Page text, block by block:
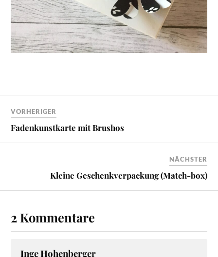
VORHERIGER
Fadenkunstkarte mit Brushos
NÄCHSTER
Kleine Geschenkverpackung (Match-box)
2 Kommentare
Inge Hohenberger